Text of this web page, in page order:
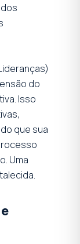
do
Isso
que sua
Uma